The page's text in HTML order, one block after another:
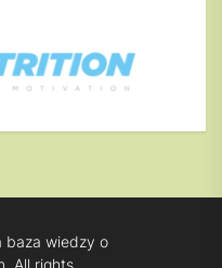
baza wiedzy o
All rights